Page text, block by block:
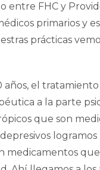
entre FHC y
primarios y
prácticas
el
a la parte
que son
medicamentos